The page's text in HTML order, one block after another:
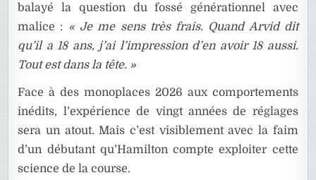
balayé la question du fossé générationnel avec
malice : « Je me sens très frais. Quand Arvid dit
qu’il a 18 ans, j’ai l’impression d’en avoir 18 aussi.
Tout est dans la tête. »
Face à des monoplaces 2026 aux comportements
inédits, l’expérience de vingt années de réglages
sera un atout. Mais c’est visiblement avec la faim
d’un débutant qu’Hamilton compte exploiter cette
science de la course.